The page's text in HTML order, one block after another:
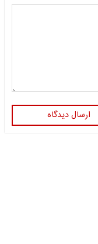
ارسال دیدگاه